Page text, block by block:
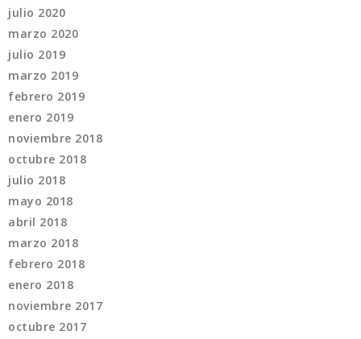
julio 2020
marzo 2020
julio 2019
marzo 2019
febrero 2019
enero 2019
noviembre 2018
octubre 2018
julio 2018
mayo 2018
abril 2018
marzo 2018
febrero 2018
enero 2018
noviembre 2017
octubre 2017